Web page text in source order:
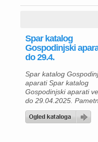
Spar katalog
Gospodinjski
do 29.4.
Spar katalog
aparati Spar katalog
Gospodinjski aparati
do 29.04.2025.
kuhanje se začne z
dobrimi aparati – in